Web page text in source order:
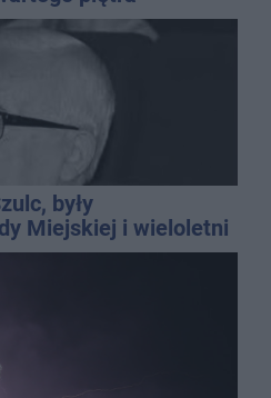
były
Miejskiej i wieloletni